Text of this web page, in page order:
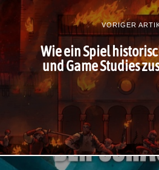
VORIGER
Wie ein Spiel
und Game Studies